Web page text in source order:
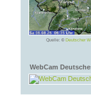
Quelle: © Deutscher
WebCam